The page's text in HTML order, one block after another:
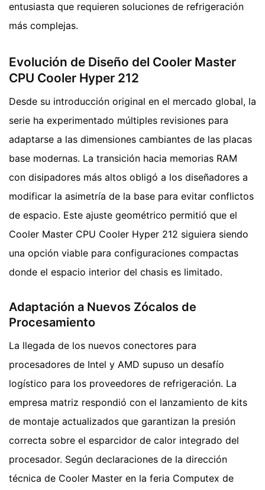
entusiasta que requieren soluciones de refrigeración
más complejas.
Evolución de Diseño del Cooler Master
CPU Cooler Hyper 212
Desde su introducción original en el mercado global, la
serie ha experimentado múltiples revisiones para
adaptarse a las dimensiones cambiantes de las placas
base modernas. La transición hacia memorias RAM
con disipadores más altos obligó a los diseñadores a
modificar la asimetría de la base para evitar conflictos
de espacio. Este ajuste geométrico permitió que el
Cooler Master CPU Cooler Hyper 212 siguiera siendo
una opción viable para configuraciones compactas
donde el espacio interior del chasis es limitado.
Adaptación a Nuevos Zócalos de
Procesamiento
La llegada de los nuevos conectores para
procesadores de Intel y AMD supuso un desafío
logístico para los proveedores de refrigeración. La
empresa matriz respondió con el lanzamiento de kits
de montaje actualizados que garantizan la presión
correcta sobre el esparcidor de calor integrado del
procesador. Según declaraciones de la dirección
técnica de Cooler Master en la feria Computex de